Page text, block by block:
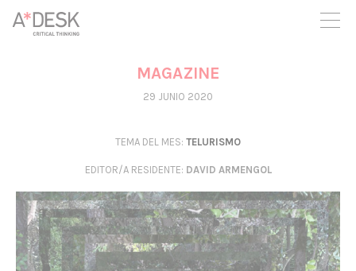
crees también en A*DESK seguimos necesitándote para poder
seguir adelante. Ahora puedes participar del proyecto y
apoyarlo.
MAGAZINE
29 JUNIO 2020
TEMA DEL MES: TELURISMO
EDITOR/A RESIDENTE: DAVID ARMENGOL